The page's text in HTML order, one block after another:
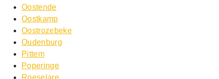
Oostende
Oostkamp
Oostrozebeke
Oudenburg
Pittem
Poperinge
Roeselare